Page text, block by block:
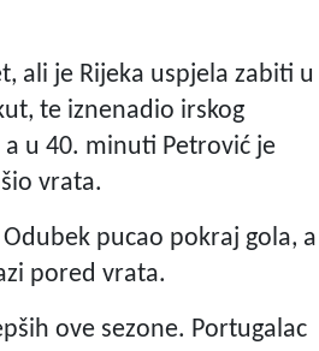
ali je Rijeka uspjela zabiti u
te iznenadio irskog
u 40. minuti Petrović je
vrata.
pucao pokraj gola, a
pored vrata.
ove sezone. Portugalac